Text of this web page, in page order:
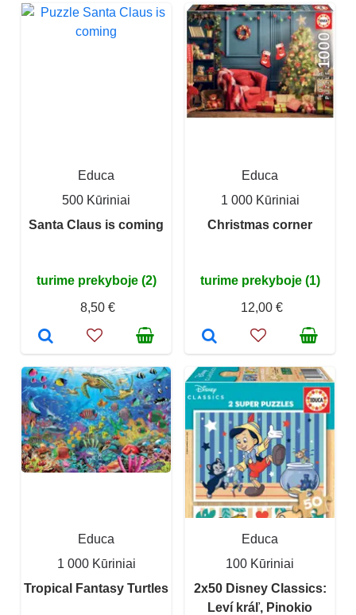
Educa
500 Kūriniai
Santa Claus is coming
turime prekyboje (2)
8,50 €
Educa
1 000 Kūriniai
Christmas corner
turime prekyboje (1)
12,00 €
Educa
1 000 Kūriniai
Tropical Fantasy Turtles
Educa
100 Kūriniai
2x50 Disney Classics:
Leví kráľ, Pinokio